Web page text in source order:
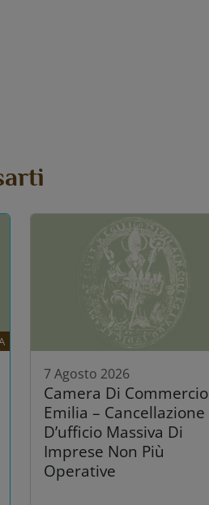
7 Agosto 2026
Camera Di Commercio
Emilia – Cancellazione
D’ufficio Massiva Di
Imprese Non Più
Operative